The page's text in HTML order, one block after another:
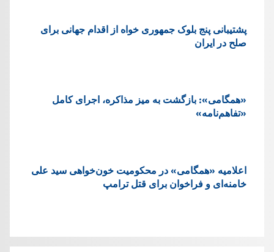
پشتيبانی پنج بلوک جمهوری خواه از اقدام جهانی برای
صلح در ایران
«همگامی»: بازگشت به میز مذاکره، اجرای کامل
«تفاهم‌نامه»
اعلامیه «همگامی» در محکومیت خون‌خواهی سید علی
خامنه‌ای و فراخوان برای قتل ترامپ